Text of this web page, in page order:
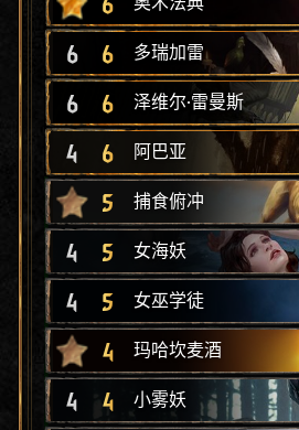
奥术法典
6 6 多瑞加雷
6 6 泽维尔·雷曼斯
4 6 阿巴亚
5 捕食俯冲
4 5 女海妖
4 5 女巫学徒
4 玛哈坎麦酒
4 4 小雾妖